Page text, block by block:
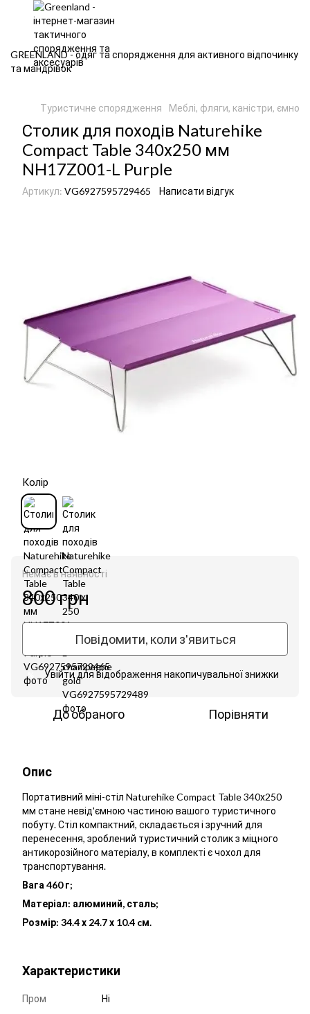
GREENLAND - одяг та спорядження для активного відпочинку
та мандрівок
Туристичне спорядження Меблі, фляги, каністри,
Столик для походів Naturehike
Compact Table 340х250 мм
NH17Z001-L Purple
Артикул: VG6927595729465 Написати відгук
Колір
Немає в наявності
800 грн
Повідомити, коли з'явиться
% Увійтидля відображення накопичувальної знижки
До обраного Порівняти
Опис
Портативний міні-стіл Naturehike Compact Table 340х250
мм стане невід'ємною частиною вашого туристичного
побуту. Стіл компактний, складається і зручний для
перенесення, зроблений туристичний столик з міцного
антикорозійного матеріалу, в комплекті є чохол для
транспортування.
Вага 460 г;
Матеріал: алюминий, сталь;
Розмір: 34.4 х 24.7 х 10.4 cм.
Характеристики
Пром Ні